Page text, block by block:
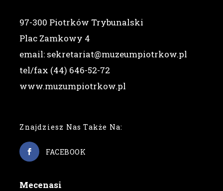
97-300 Piotrków Trybunalski
Plac Zamkowy 4
email: sekretariat@muzeumpiotrkow.pl
tel/fax (44) 646-52-72
www.muzumpiotrkow.pl
Znajdziesz Nas Także Na:
FACEBOOK
Mecenasi